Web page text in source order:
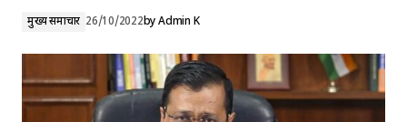
मुख्य समाचार 26/10/2022byAdmin K